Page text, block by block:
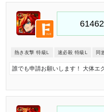
熱き友撃 特級L 速必殺 特級L 同
誰でも申請お願いします！ 大体エ